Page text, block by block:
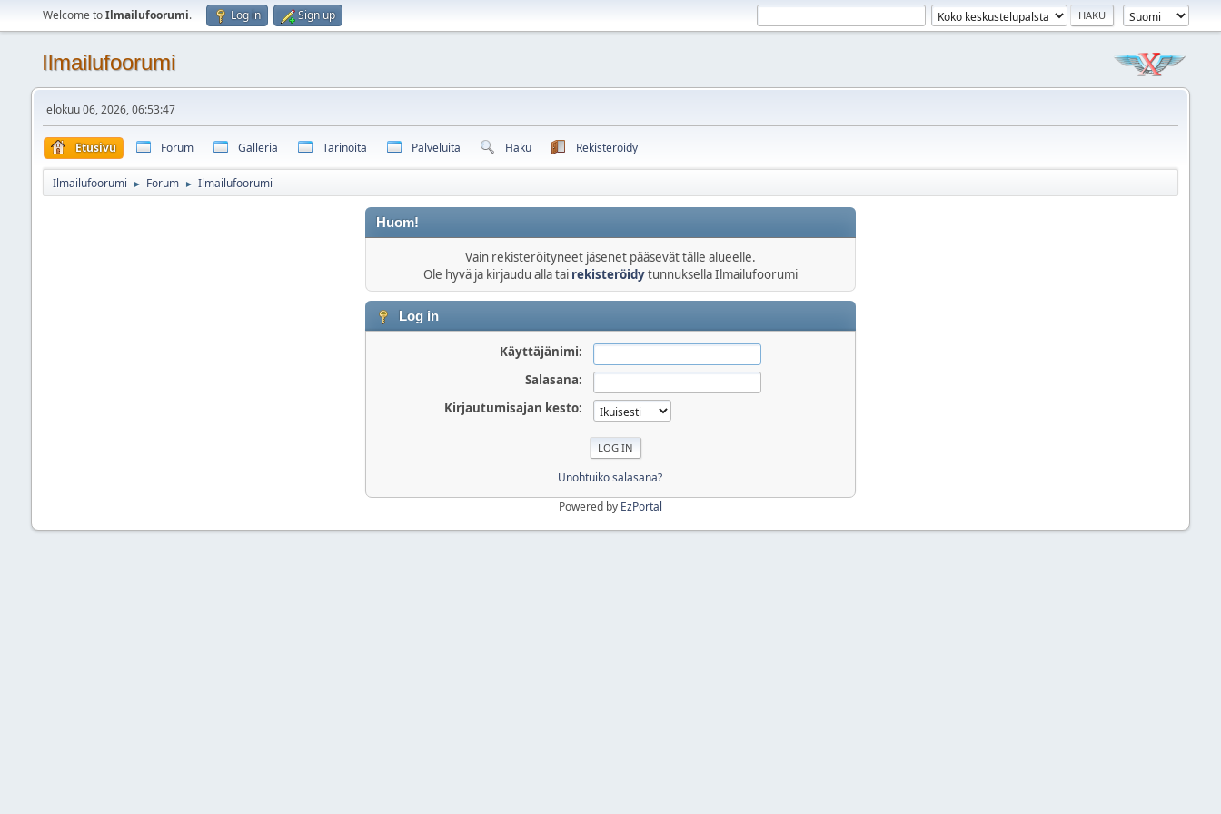
Welcome toIlmailufoorumi. Log in Sign up
Ilmailufoorumi
elokuu 06, 2026, 06:53:47
Etusivu Forum Galleria Tarinoita Palveluita Haku Rekisteröidy
Ilmailufoorumi ► Forum ► Ilmailufoorumi
Huom!
Vain rekisteröityneet jäsenet pääsevät tälle alueelle.
Ole hyvä ja kirjaudu alla tai rekisteröidytunnuksella Ilmailufoorumi
Log in
Käyttäjänimi:
Salasana:
Kirjautumisajan kesto:
Unohtuiko salasana?
Powered by EzPortal